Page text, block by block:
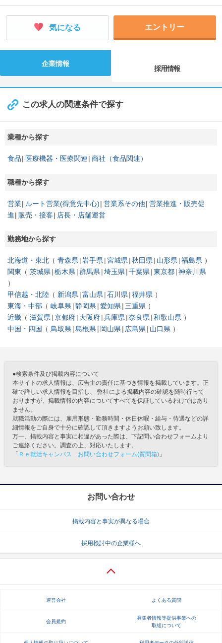
気になる エントリー
企業情報
採用情報
この求人の関連条件で探す
業種から探す
食品 医療機器・医療関連 商社（食品関連）
職種から探す
営業 ルート営業(得意先中心) 営業系その他 営業推進・販売促
進
販売・接客 店長・店舗運営
勤務地から探す
北海道・東北 青森県 岩手県 宮城県 秋田県 山形県 福島県
関東
茨城県 栃木県 群馬県 埼玉県 千葉県 東京都 神奈川県
甲信越・北陸 新潟県 富山県 石川県 福井県
東海・中部
岐阜県 静岡県 愛知県
三重県
近畿
滋賀県 京都府 大阪府 兵庫県 奈良県 和歌山県
中国・四国
鳥取県 島根県 岡山県 広島県 山口県
●検索条件及び掲載内容について
本サイトの求人情報は、広告主の責任に基づき情報を掲載しています。正
確で詳しい求人情報を目指し、 弊社による掲載内容の確認を随時行って
おりますが、掲載情報の内容についてすべてを保証しているわけではあり
ません。
就職活動の際には、雇用形態・勤務時間・休日休暇・給与・待遇などの詳
細情報をご自身で十分に確認して頂きますようお願い致します。
万一、掲載内容と事実に相違があった際は、下記問い合わせフォームより
ご連絡ください。調査の上、対応いたします。
「 Ｒｅ就活キャンパス お問い合わせフォーム(質問箱) 」
お問い合わせ
掲載内容と事実が異なる場合
採用検討中の企業様へ
運営会社 よくある質問
会員規約
募集者情報等提供事業への
取組について